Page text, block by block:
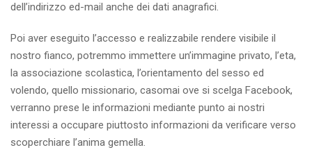
dell’indirizzo ed-mail anche dei dati anagrafici.
Poi aver eseguito l’accesso e realizzabile rendere visibile il
nostro fianco, potremmo immettere un’immagine privato, l’eta,
la associazione scolastica, l’orientamento del sesso ed
volendo, quello missionario, casomai ove si scelga Facebook,
verranno prese le informazioni mediante punto ai nostri
interessi a occupare piuttosto informazioni da verificare verso
scoperchiare l’anima gemella.